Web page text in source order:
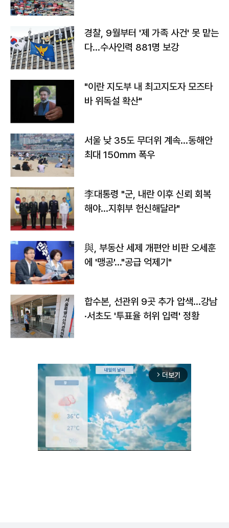
경찰, 9월부터 '제 가족 사건' 못 맡는
다…수사인력 881명 보강
"이란 지도부 내 최고지도자 모즈타
바 위독설 확산"
서울 낮 35도 무더위 계속…동해안
최대 150㎜ 폭우
李대통령 "군, 내란 이후 신뢰 회복
해야…지휘부 헌신해달라"
與, 부동산 세제 개편안 비판 오세훈
에 '맹공'…"공급 억제기"
합수본, 선관위 9곳 추가 압색…강남
·서초도 '투표율 허위 입력' 정황
arrow_forward_ios 더보기